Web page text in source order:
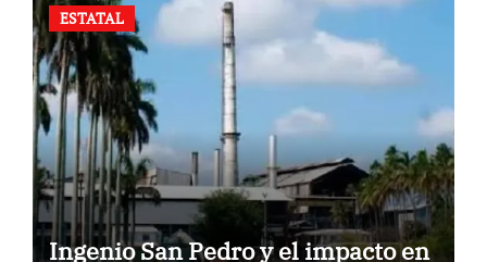
ESTATAL
Ingenio San Pedro y el impacto en